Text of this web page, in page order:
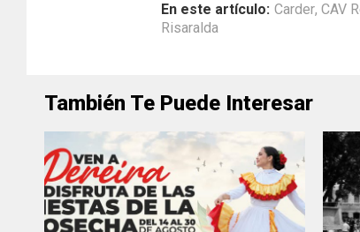
En este artículo: Carder, CAV
Risaralda
También Te Puede Interesar